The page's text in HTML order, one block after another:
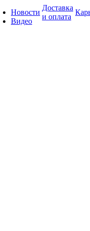
Новости
Видео
Доставка
и оплата